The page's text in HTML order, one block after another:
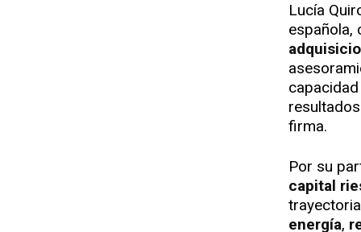
Lucía
española,
firma.
Por su
capital
energía,